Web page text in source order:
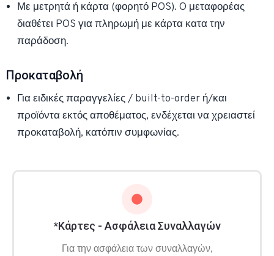
Με μετρητά ή κάρτα (φορητό POS). O μεταφορέας
διαθέτει POS για πληρωμή με κάρτα κατα την
παράδοση.
Προκαταβολή
Για ειδικές παραγγελίες / built-to-order ή/και
προϊόντα εκτός αποθέματος, ενδέχεται να χρειαστεί
προκαταβολή, κατόπιν συμφωνίας.
*Κάρτες - Ασφάλεια Συναλλαγών
Για την ασφάλεια των συναλλαγών,